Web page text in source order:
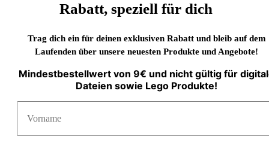
Rabatt, speziell für dich
Trag dich ein für deinen exklusiven Rabatt und bleib auf dem
Laufenden über unsere neuesten Produkte und Angebote!
Mindestbestellwert von 9€ und nicht gültig für
Dateien sowie Lego Produkte!